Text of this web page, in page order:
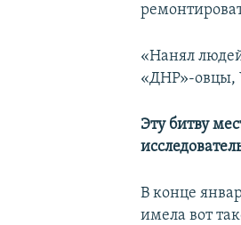
«Нанял
«ДНР»-овцы,
Эту битву
В конце
имела вот